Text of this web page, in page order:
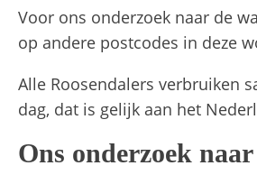
Voor ons onderzoek naar de
op andere postcodes in deze
Alle Roosendalers verbruiken
dag, dat is gelijk aan het
Ons onderzoek